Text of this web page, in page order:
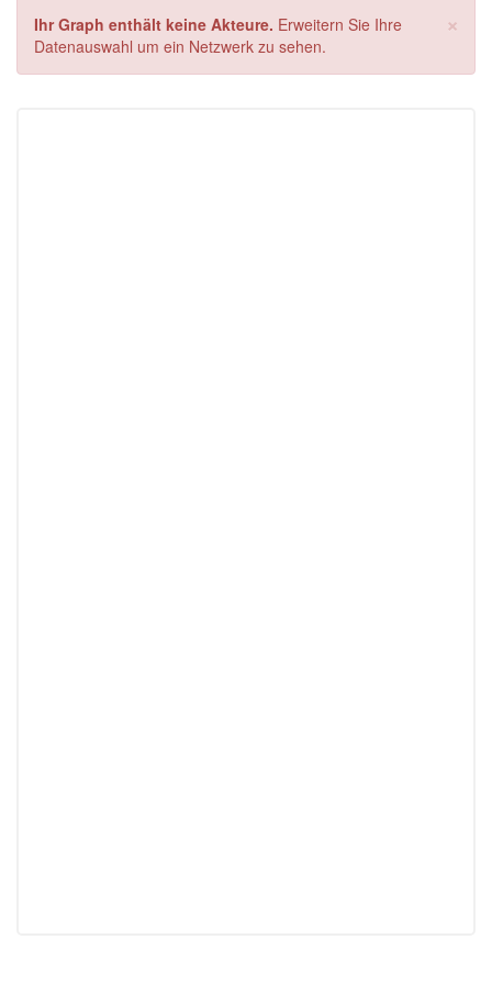
×
Ihr Graph enthält keine Akteure. Erweitern Sie Ihre
Datenauswahl um ein Netzwerk zu sehen.